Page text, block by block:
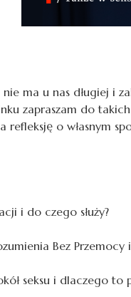
ma u nas długiej i
zapraszam do
refleksję o własnym
i do czego służy?
Bez
seksu i dlaczego